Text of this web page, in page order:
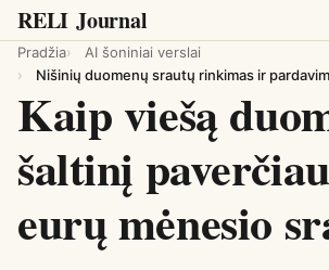
RELI Journal
Pradžia
AI šoniniai verslai
Nišinių duomenų srautų rinkimas ir
Kaip viešą
šaltinį
eurų mėnesio